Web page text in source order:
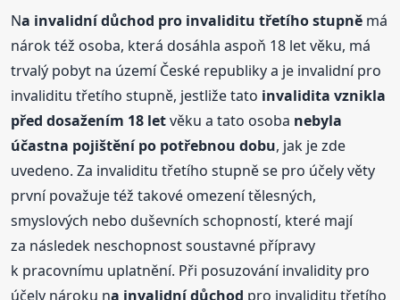
Na invalidnídůchod pro invaliditu třetího stupně má
nárok též osoba, která dosáhla aspoň 18 let věku, má
trvalý pobyt na území České republiky a je invalidní pro
invaliditu třetího stupně, jestliže tato invalidita vznikla
před dosažením 18 letvěku a tato osoba nebyla
účastna pojištění po potřebnou dobu, jak je zde
uvedeno. Za invaliditu třetího stupně se pro účely věty
první považuje též takové omezení tělesných,
smyslových nebo duševních schopností, které mají
za následek neschopnost soustavné přípravy
k pracovnímu uplatnění. Při posuzování invalidity pro
účely nároku na invalidnídůchod pro invaliditu třetího